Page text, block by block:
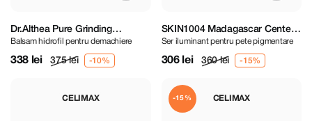
Dr.Althea Pure Grinding
Cleansing Balm 50 ml
Balsam hidrofil pentru demachiere
338 lei 375 lei
SKIN1004 Madagascar Centella
Tone Brightening Capsule
Ampoule 50 ml
Ser iluminant pentru pete pigmentare
306 lei 360 lei
CELIMAX CELIMAX
-15%